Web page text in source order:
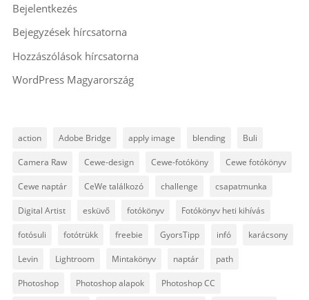
Bejelentkezés
Bejegyzések hírcsatorna
Hozzászólások hírcsatorna
WordPress Magyarország
action Adobe Bridge apply image blending Buli
Camera Raw Cewe-design Cewe-fotóköny Cewe fotókönyv
Cewe naptár CeWe találkozó challenge csapatmunka
Digital Artist esküvő fotókönyv Fotókönyv heti kihívás
fotósuli fotótrükk freebie GyorsTipp infó karácsony
Levin Lightroom Mintakönyv naptár path
Photoshop Photoshop alapok Photoshop CC